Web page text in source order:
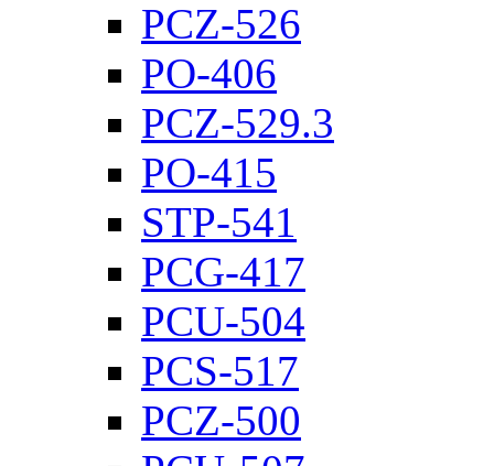
PCZ-526
PO-406
PCZ-529.3
PO-415
STP-541
PCG-417
PCU-504
PCS-517
PCZ-500